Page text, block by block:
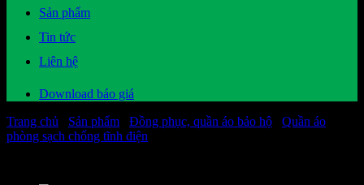
Sản phẩm
Tin tức
Liên hệ
Download báo giá
Trang chủ
Sản phẩm Đồng phục, quần áo bảo hộ
Quần áo
phòng sạch chống tĩnh điện